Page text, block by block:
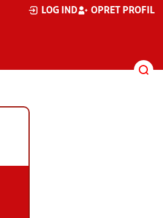
LOG IND OPRET PROFIL